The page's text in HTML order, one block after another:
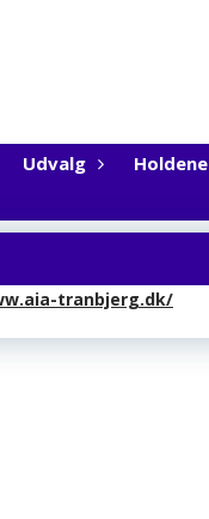
Udvalg Holdene
tranbjerg.dk/